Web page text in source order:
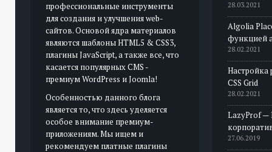
профессиональные инструменты
для создания и улучшения web-
сайтов. Основой ядра материалов
являются шаблоны HTML5 & CSS3,
плагины JavaScript, а также все, что
касается популярных CMS -
премиум WordPress и Joomla!
Особенностью данного блога
является то, что здесь уделяется
особое внимание премиум-
приложениям. Мы ищем и
рекомендуем платные плагины
28.03.2021
Algolia
функцией
28.02.2021
Настройка
CSS Grid
28.02.2021
LazyProf —
27.06.2019